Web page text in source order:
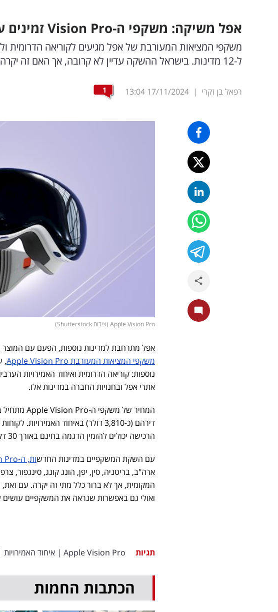
אפל משיקה: משקפי ה- Vision Pro זמינים
משקפי המציאות המעורבת של אפל מגיעים לקוריאה הדרומית
ל-12 מדינות. בישראל ההשקה עדיין לא קרובה, אך האם זה יקרה בעתיד?
רפאל בן זקרי |
17/11/2024
13:04
1
Apple Vision Pro (צילום Shutterstock)
אפל מתרחבת למדינות נוספות, הפעם עם
משקפי המציאות המעורבת Apple Vision Pro
,
נוספות: קוריאה הדרומית ואיחוד האמירויות
אתרי אפל ובחנויות החברה במדינות אלו.
דירהם (כ-3,810 דולר) באיחוד
הרכישה יכולים להזמין הדגמה בחינם באורך 30 דקות באחד מסניפי אפל המקומיים.
עם השקת המשקפיים במדינות החדשות, ה-Apple Vision Pro זמינים כעת ב-12 שווקים ברחבי העולם
ארה"ב, בריטניה, סין, יפן, הונג קונג, סינגפור,
המקומית, אך לא ברור כלל מתי זה יקרה. עם
ואולי גם באפשרות שנראה את המשקפיים עושים
תגיות Apple Vision Pro
| איחוד האמירויות
הכתבות החמות